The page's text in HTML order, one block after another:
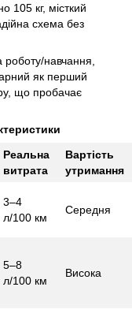
105 кг, місткий
схема без
навчання,
як перший
що пробачає
Реальна
витрата
Вартість
утримання
3–4
л/100 км
Середня
5–8
л/100 км
Висока